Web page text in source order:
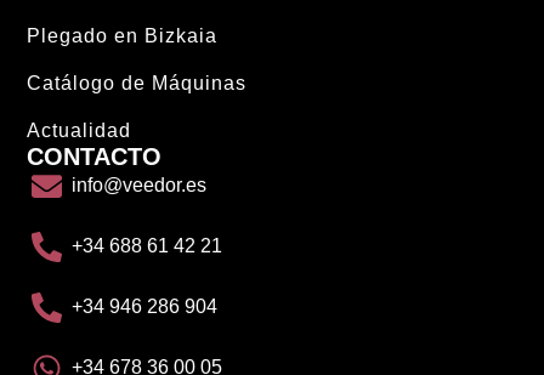
Plegado en Bizkaia
Catálogo de Máquinas
Actualidad
CONTACTO
info@veedor.es
+34 688 61 42 21
+34 946 286 904
+34 678 36 00 05